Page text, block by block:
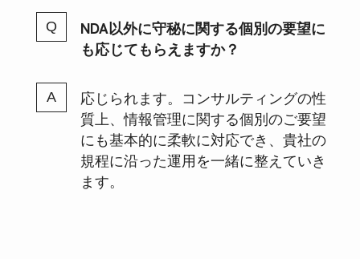
NDA以外に守秘に関する個別の要望に
も応じてもらえますか？
応じられます。コンサルティングの性
質上、情報管理に関する個別のご要望
にも基本的に柔軟に対応でき、貴社の
規程に沿った運用を一緒に整えていき
ます。